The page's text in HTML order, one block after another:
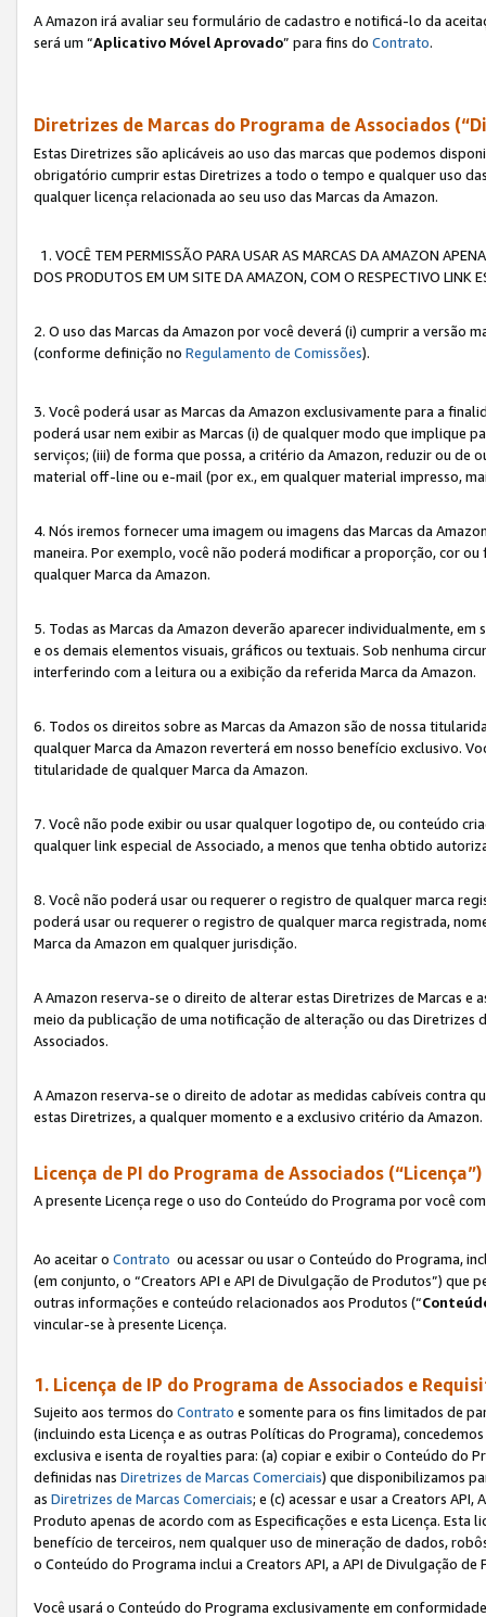
A Amazon irá avaliar seu formulário de cadastro e notificá-lo da
será um “Aplicativo Móvel Aprovado” para fins do Contrato.
Diretrizes de Marcas do Programa de Associados
Estas Diretrizes são aplicáveis ao uso das marcas que podemos
obrigatório cumprir estas Diretrizes a todo o tempo e qualquer uso
qualquer licença relacionada ao seu uso das Marcas da Amazon.
1. VOCÊ TEM PERMISSÃO PARA USAR AS MARCAS DA AMAZON
DOS PRODUTOS EM UM SITE DA AMAZON, COM O RESPECTIVO LINK
2. O uso das Marcas da Amazon por você deverá (i) cumprir a versão
(conforme definição no Regulamento de Comissões).
3. Você poderá usar as Marcas da Amazon exclusivamente para a
poderá usar nem exibir as Marcas (i) de qualquer modo que implique
serviços; (iii) de forma que possa, a critério da Amazon, reduzir ou de
material off-line ou e-mail (por ex., em qualquer material impresso,
4. Nós iremos fornecer uma imagem ou imagens das Marcas da
maneira. Por exemplo, você não poderá modificar a proporção, cor
qualquer Marca da Amazon.
5. Todas as Marcas da Amazon deverão aparecer individualmente,
e os demais elementos visuais, gráficos ou textuais. Sob nenhuma
interferindo com a leitura ou a exibição da referida Marca da Amazon.
6. Todos os direitos sobre as Marcas da Amazon são de nossa
qualquer Marca da Amazon reverterá em nosso benefício exclusivo.
titularidade de qualquer Marca da Amazon.
7. Você não pode exibir ou usar qualquer logotipo de, ou conteúdo
qualquer link especial de Associado, a menos que tenha obtido
8. Você não poderá usar ou requerer o registro de qualquer marca
poderá usar ou requerer o registro de qualquer marca registrada,
Marca da Amazon em qualquer jurisdição.
A Amazon reserva-se o direito de alterar estas Diretrizes de Marcas e
meio da publicação de uma notificação de alteração ou das Diretrizes
Associados.
A Amazon reserva-se o direito de adotar as medidas cabíveis contra
estas Diretrizes, a qualquer momento e a exclusivo critério da Amazon.
Licença de PI do Programa de Associados (“Licença”)
A presente Licença rege o uso do Conteúdo do Programa por você
Ao aceitar o Contrato ou acessar ou usar o Conteúdo do Programa,
(em conjunto, o “Creators API e API de Divulgação de Produtos”)
outras informações e conteúdo relacionados aos Produtos (“
vincular-se à presente Licença.
1. Licença de IP do Programa de Associados e
Sujeito aos termos do Contrato e somente para os fins limitados de
(incluindo esta Licença e as outras Políticas do Programa),
exclusiva e isenta de royalties para: (a) copiar e exibir o Conteúdo do
definidas nas Diretrizes de Marcas Comerciais) que disponibilizamos
as Diretrizes de Marcas Comerciais; e (c) acessar e usar a Creators
Produto apenas de acordo com as Especificações e esta Licença.
benefício de terceiros, nem qualquer uso de mineração de dados,
o Conteúdo do Programa inclui a Creators API, a API de Divulgação
Você usará o Conteúdo do Programa exclusivamente em